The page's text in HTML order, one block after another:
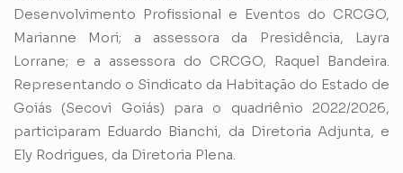
Desenvolvimento Profissional e Eventos do CRCGO,
Marianne Mori; a assessora da Presidência, Layra
Lorrane; e a assessora do CRCGO, Raquel Bandeira.
Representando o Sindicato da Habitação do Estado de
Goiás (Secovi Goiás) para o quadriênio 2022/2026,
participaram Eduardo Bianchi, da Diretoria Adjunta, e
Ely Rodrigues, da Diretoria Plena.